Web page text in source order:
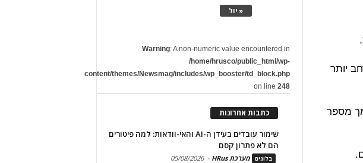
יותר
מספר
« יול
Warning: A non-numeric value encountered in
/home/hrusco/public_html/wp-
content/themes/Newsmag/includes/wp_booster/td_block.php
on line248
כתבות אחרונות
שימור עובדים בעידן ה-AI והאי-וודאות: למה פיטורים
הם לא פתרון קסם
בלוגים מערכת HRus -
05/08/2026